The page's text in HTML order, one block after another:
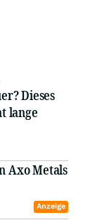
Dieses
lange
Axo Metals
Anzeige